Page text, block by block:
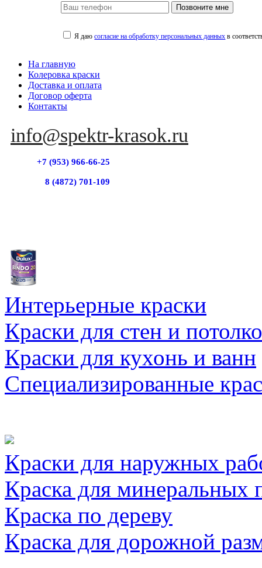
Позвоните мне
Я даюсогласие на обработку персональных данных в
На главную
Колеровка краски
Доставка и оплата
Договор оферта
Контакты
info@spektr-krasok.ru
+7 (953) 966-66-25
8 (4872) 701-109
Интерьерные краски
Краски для стен и
Краски для кухонь и ванн
Специализированные
Краски для наружных
Краска для минеральных
Краска по дереву
Краска для дорожной